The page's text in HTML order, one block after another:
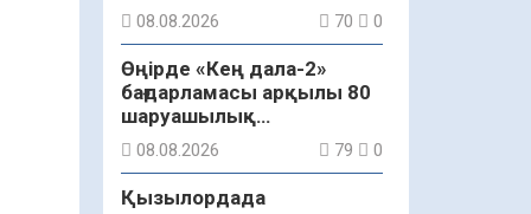
08.08.2026 70 0
Өңірде «Кең дала-2»
бағдарламасы арқылы 80
шаруашылық
қаржыландырылды
08.08.2026 79 0
Қызылордада